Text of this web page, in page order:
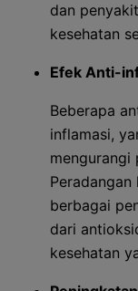
dan
kesehatan
Efek Anti-
Beberapa
inflamasi,
mengurangi
berbagai
dari
kesehatan